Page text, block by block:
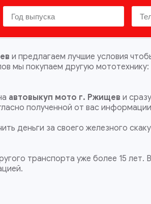
и предлагаем лучшие условия
мы покупаем другую мототехнику:
автовыкуп мото г. Ржищев и
полученной от вас
деньги за своего железного
транспорта уже более 15 лет.